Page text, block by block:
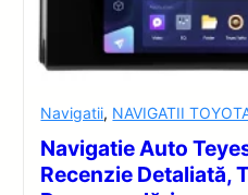
Navigatii, NAVIGATII
Navigatie Auto
Recenzie Detaliată,